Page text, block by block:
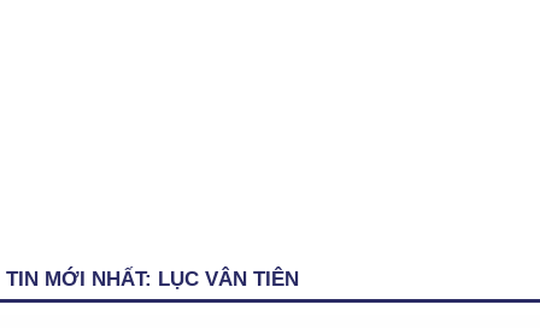
TIN MỚI NHẤT: LỤC VÂN TIÊN